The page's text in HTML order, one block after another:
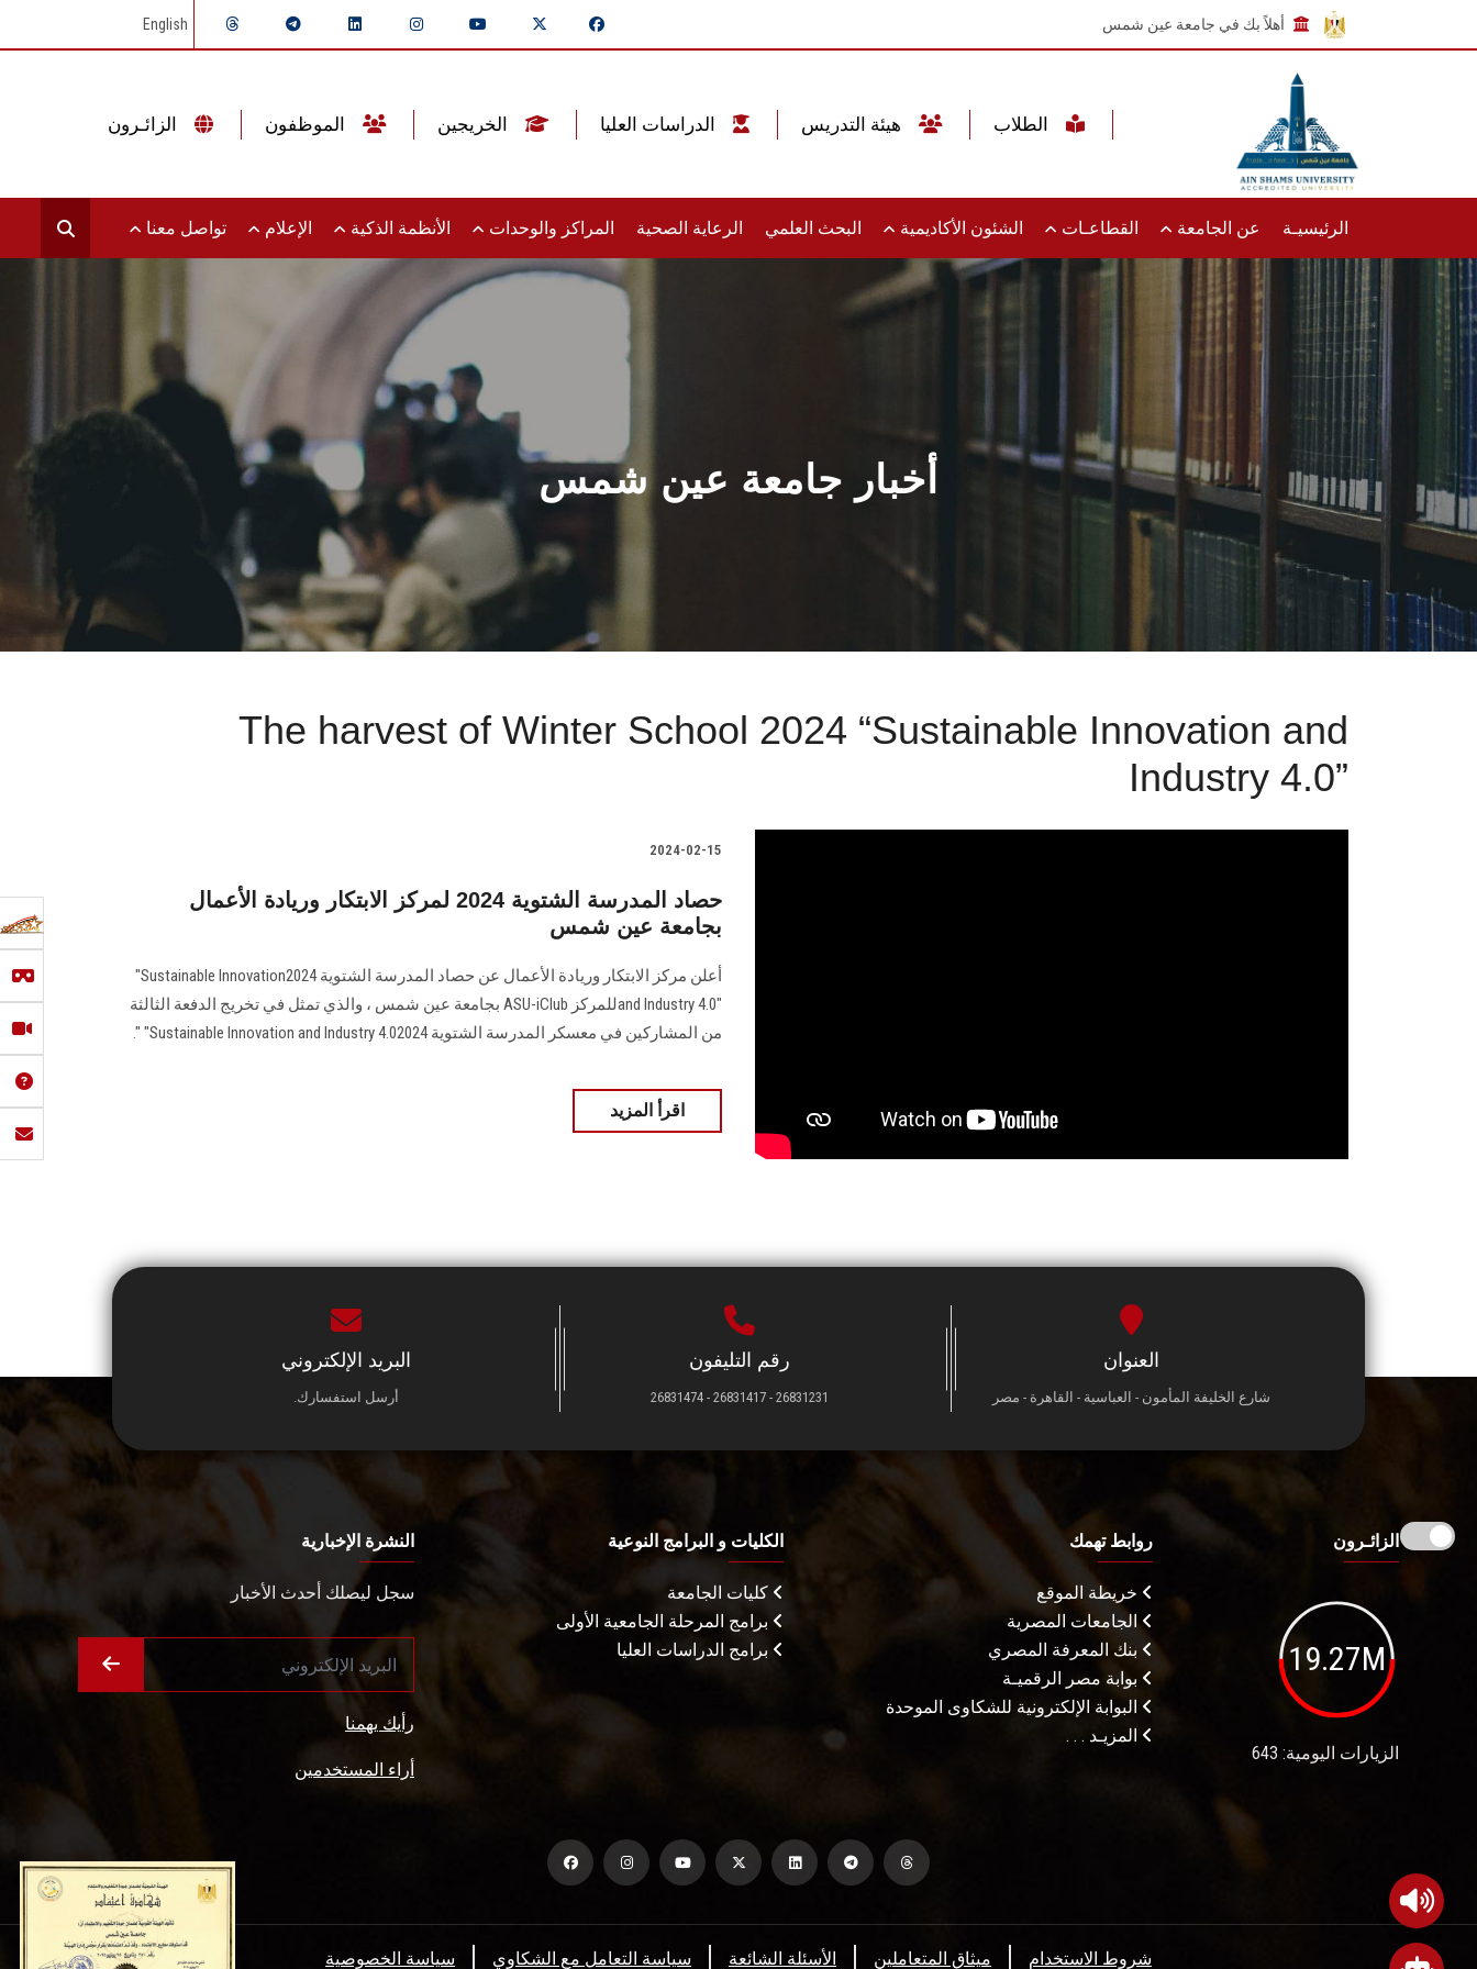
أهلاً بك في جامعة عين شمس English
الرئيسيـة عن الجامعة القطاعـات الشئون الأكاديمية البحث العلمي الرعاية الصحية المراكز والوحدات الأنظمة الذكية الإعلام تواصل معنا
أخبار جامعة عين شمس
The harvest of Winter School 2024 “Sustainable Innovation and
Industry 4.0”
2024-02-15
حصاد المدرسة الشتوية 2024 لمركز الابتكار وريادة الأعمال
بجامعة عين شمس
أعلن مركز الابتكار وريادة الأعمال عن حصاد المدرسة الشتوية 2024‏‎ "Sustainable ‎Innovation
and Industry 4.0"‎للمركز ‏ASU-iClub‏ بجامعة عين شمس‎ ‎، والذي تمثل في ‏تخريج الدفعة الثالثة
من المشاركين في معسكر المدرسة الشتوية 2024‏‎ "Sustainable ‎Innovation and Industry 4.0".
اقرأ المزيد
العنوان
شارع الخليفة المأمون - العباسية - القاهرة - مصر
رقم التليفون
26831231 - 26831417 - 26831474
البريد الإلكتروني
أرسل استفسارك.
الزائـرون
19.27M
الزيارات اليومية: 643
روابط تهمك
خريطة الموقع
الجامعات المصرية
بنك المعرفة المصري
بوابة مصر الرقميـة
البوابة الإلكترونية للشكاوى الموحدة
المزيـد . . .
الكليات و البرامج النوعية
كليات الجامعة
برامج المرحلة الجامعية الأولى
برامج الدراسات العليا
النشرة الإخبارية
سجل ليصلك أحدث الأخبار
رأيك يهمنا
أراء المستخدمين
سياسة الخصوصية سياسة التعامل مع الشكاوي الأسئلة الشائعة ميثاق المتعاملين شروط الاستخدام